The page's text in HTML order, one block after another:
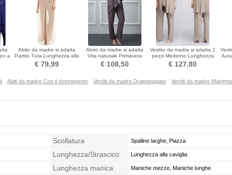
a
Abito da madre si adatta
Partito Tuta Lunghezza alla
caviglia
€ 79,99
Abito da madre si adatta
Vita naturale Primavera
Formale Perline
€ 108,50
Vestito da madre si adatta 2
pezzi Moderno Lunghezza
alla caviglia
€ 127,80
Abiti da madre Con il rivestimento Vestiti da madre Drappeggiato Vestiti da madre
Scollatura Spalline larghe, Piazza
Lunghezza/Strascico Lunghezza alla caviglia
Lunghezza manica Maniche mezze, Maniche lunghe